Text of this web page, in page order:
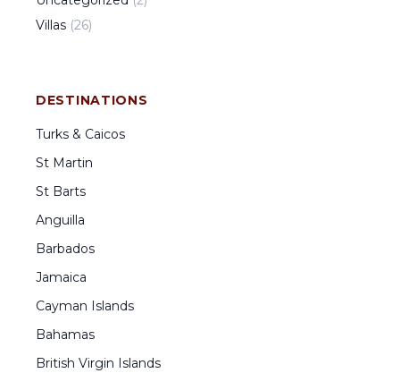
Villas (26)
DESTINATIONS
Turks & Caicos
St Martin
St Barts
Anguilla
Barbados
Jamaica
Cayman Islands
Bahamas
British Virgin Islands